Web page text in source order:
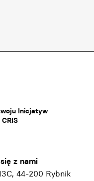
Inicjatyw
z nami
44-200 Rybnik